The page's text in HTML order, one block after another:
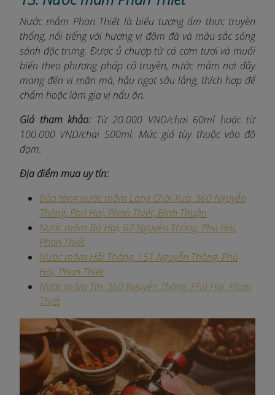
Nước mắm Phan Thiết là biểu tượng ẩm thực truyền
thống, nổi tiếng với hương vị đậm đà và màu sắc sóng
sánh đặc trưng. Được ủ chượp từ cá cơm tươi và muối
biển theo phương pháp cổ truyền, nước mắm nơi đây
mang đến vị mặn mà, hậu ngọt sâu lắng, thích hợp để
chấm hoặc làm gia vị nấu ăn.​
Giá tham khảo: Từ 20.000 VND/chai 60ml hoặc từ
100.000 VND/chai 500ml. Mức giá tùy thuộc vào độ
đạm.
Địa điểm mua uy tín:
Bảo tàng nước mắm Làng Chài Xưa, 360 Nguyễn
Thông, Phú Hài, Phan Thiết, Bình Thuận
Nước mắm Bà Hai, 67 Nguyễn Thông, Phú Hài,
Phan Thiết​
Nước mắm Hải Thắng, 151 Nguyễn Thông, Phú
Hài, Phan Thiết​
Nước mắm Tĩn, 360 Nguyễn Thông, Phú Hài, Phan
Thiết​